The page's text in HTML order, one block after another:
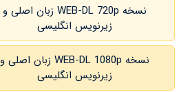
نسخه WEB-DL 720p زبان اصلی و
زیرنویس انگلیسی
نسخه WEB-DL 1080p زبان اصلی و
زیرنویس انگلیسی